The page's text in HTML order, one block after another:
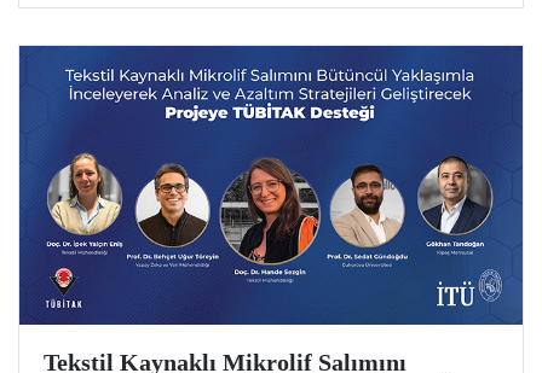
Tekstil Kaynaklı Mikrolif Salımını